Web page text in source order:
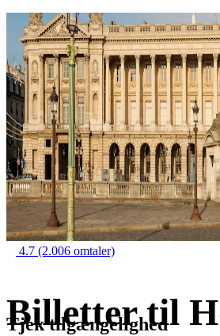
4.7 (2.006 omtaler)
Billetter til
Tjek tilgængelighed